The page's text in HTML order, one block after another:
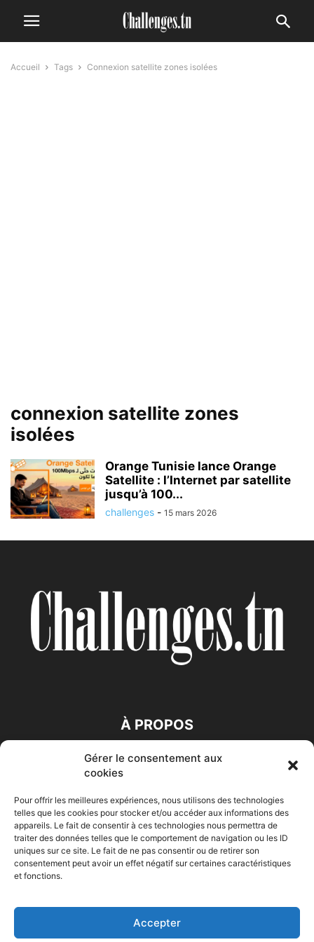
Gérer le consentement aux
cookies
Pour offrir les meilleures expériences, nous utilisons des technologies
telles que les cookies pour stocker et/ou accéder aux informations des
appareils. Le fait de consentir à ces technologies nous permettra de
traiter des données telles que le comportement de navigation ou les ID
uniques sur ce site. Le fait de ne pas consentir ou de retirer son
consentement peut avoir un effet négatif sur certaines caractéristiques
et fonctions.
Accepter
Accueil Tags Connexion satellite zones isolées
connexion satellite zones
isolées
Orange Tunisie lance Orange
Satellite : l’Internet par satellite
jusqu’à 100...
challenges - 15 mars 2026
À PROPOS
SUIVEZ NOUS
Accueil Economie Entreprises Entrepreneur Afrique
HIGH-TECH Auto-Moto